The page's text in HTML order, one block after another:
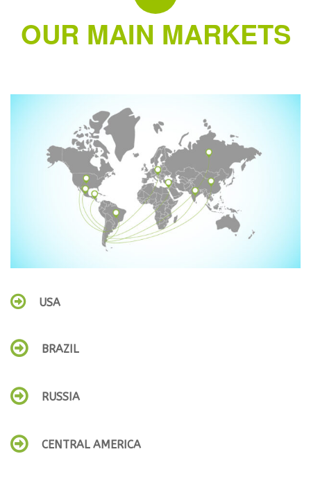
OUR MAIN MARKETS
USA
BRAZIL
RUSSIA
CENTRAL AMERICA